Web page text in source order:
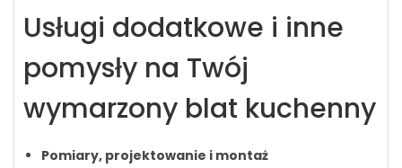
Usługi dodatkowe i inne
pomysły na Twój
wymarzony blat kuchenny
Pomiary, projektowanie i montaż